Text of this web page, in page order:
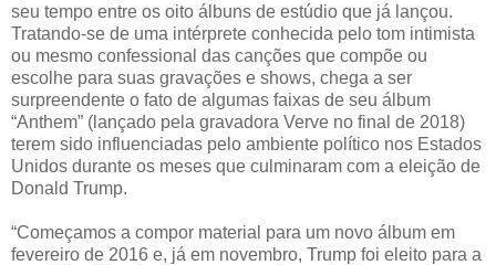
seu tempo entre os oito álbuns de estúdio que já lançou.
Tratando-se de uma intérprete conhecida pelo tom intimista
ou mesmo confessional das canções que compõe ou
escolhe para suas gravações e shows, chega a ser
surpreendente o fato de algumas faixas de seu álbum
“Anthem” (lançado pela gravadora Verve no final de 2018)
terem sido influenciadas pelo ambiente político nos Estados
Unidos durante os meses que culminaram com a eleição de
Donald Trump.
“Começamos a compor material para um novo álbum em
fevereiro de 2016 e, já em novembro, Trump foi eleito para a